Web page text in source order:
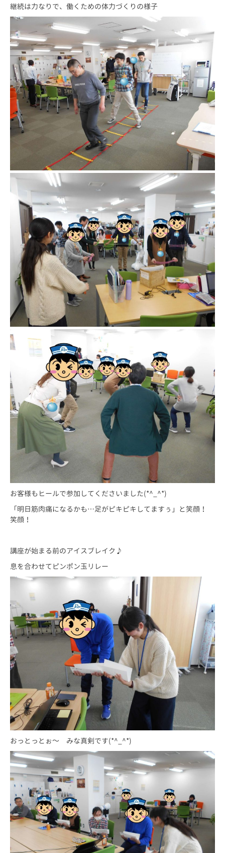
継続は力なりで、働くための体力づくりの様子
お客様もヒールで参加してくださいました(*^_^*)
「明日筋肉痛になるかも…足がピキピキしてますぅ」と笑顔！
笑顔！
講座が始まる前のアイスブレイク♪
息を合わせてピンポン玉リレー
おっとっとぉ～ みな真剣です(*^_^*)